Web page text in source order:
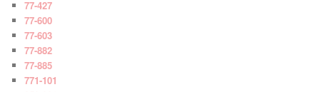
77-427
77-600
77-603
77-882
77-885
771-101